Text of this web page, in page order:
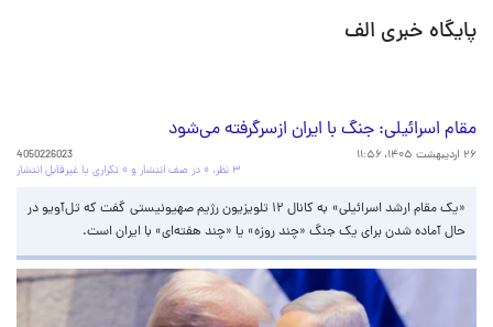
پایگاه خبری الف
مقام اسرائیلی: جنگ با ایران ازسرگرفته می‌شود
۲۶ اردیبهشت ۱۴۰۵، ۱۱:۵۶
4050226023
۳ نظر، ۰ در صف انتشار و ۰ تکراری یا غیرقابل انتشار
«یک مقام ارشد اسرائیلی» به کانال ۱۲ تلویزیون رژیم صهیونیستی گفت که تل‌آویو در
حال آماده شدن برای یک جنگ «چند روزه» یا «چند هفته‌ای» با ایران است.